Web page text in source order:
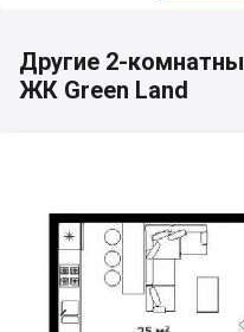
Другие 2-
ЖК Green Land